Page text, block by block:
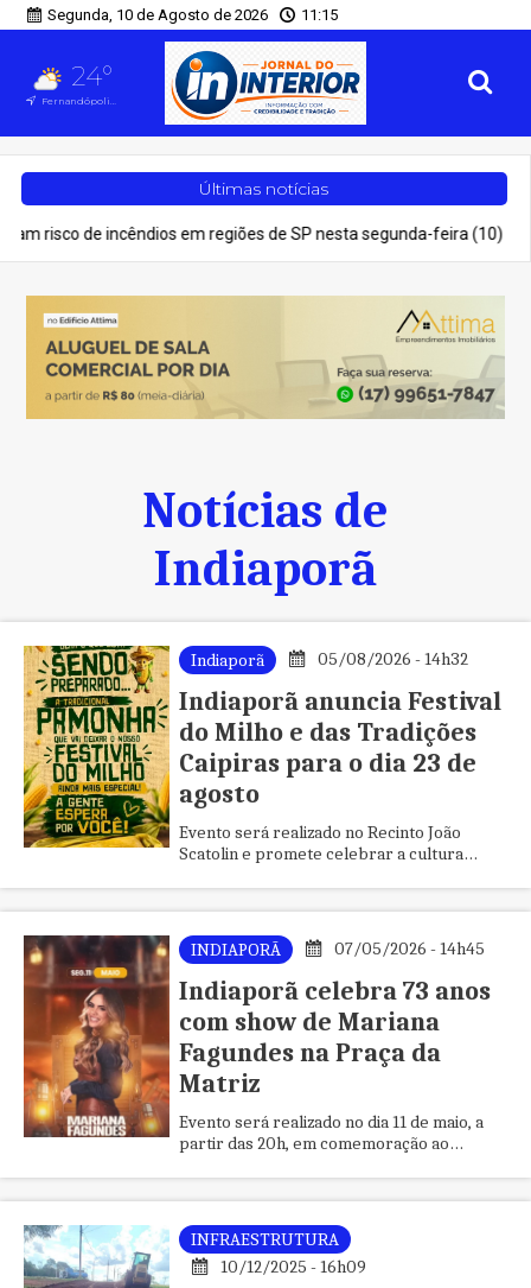
Segunda, 10 de Agosto de 2026 11:15
24°
Fernandópolis, SP
Últimas notícias
em regiões de SP nesta segunda-feira (10) Geral
Notícias de
Indiaporã
Indiaporã 05/08/2026 - 14h32
Indiaporã anuncia Festival
do Milho e das Tradições
Caipiras para o dia 23 de
agosto
Evento será realizado no Recinto João
Scatolin e promete celebrar a cultura
INDIAPORÃ 07/05/2026 - 14h45
Indiaporã celebra 73 anos
com show de Mariana
Fagundes na Praça da
Matriz
Evento será realizado no dia 11 de maio, a
partir das 20h, em comemoração ao
INFRAESTRUTURA
10/12/2025 - 16h09